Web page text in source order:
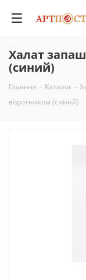
Халат
(синий)
Главная - Каталог -
воротником (синий)